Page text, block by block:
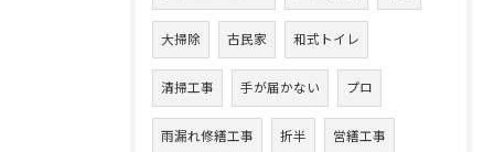
大掃除 古民家 和式トイレ
清掃工事 手が届かない プロ
雨漏れ修繕工事 折半 営繕工事